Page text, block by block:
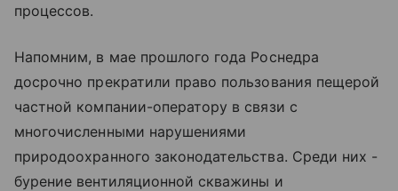
процессов.
Напомним, в мае прошлого года Роснедра
досрочно прекратили право пользования пещерой
частной компании-оператору в связи с
многочисленными нарушениями
природоохранного законодательства. Среди них -
бурение вентиляционной скважины и